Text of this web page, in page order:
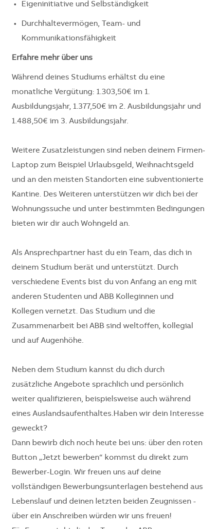
Eigeninitiative und Selbständigkeit
Durchhaltevermögen, Team- und
Kommunikationsfähigkeit
Erfahre mehr über uns
Während deines Studiums erhältst du eine
monatliche Vergütung: 1.303,50€ im 1.
Ausbildungsjahr, 1.377,50€ im 2. Ausbildungsjahr und
1.488,50€ im 3. Ausbildungsjahr.
Weitere Zusatzleistungen sind neben deinem Firmen-
Laptop zum Beispiel Urlaubsgeld, Weihnachtsgeld
und an den meisten Standorten eine subventionierte
Kantine. Des Weiteren unterstützen wir dich bei der
Wohnungssuche und unter bestimmten Bedingungen
bieten wir dir auch Wohngeld an.
Als Ansprechpartner hast du ein Team, das dich in
deinem Studium berät und unterstützt. Durch
verschiedene Events bist du von Anfang an eng mit
anderen Studenten und ABB Kolleginnen und
Kollegen vernetzt. Das Studium und die
Zusammenarbeit bei ABB sind weltoffen, kollegial
und auf Augenhöhe.
Neben dem Studium kannst du dich durch
zusätzliche Angebote sprachlich und persönlich
weiter qualifizieren, beispielsweise auch während
eines Auslandsaufenthaltes.Haben wir dein Interesse
geweckt?
Dann bewirb dich noch heute bei uns: über den roten
Button „Jetzt bewerben“ kommst du direkt zum
Bewerber-Login. Wir freuen uns auf deine
vollständigen Bewerbungsunterlagen bestehend aus
Lebenslauf und deinen letzten beiden Zeugnissen -
über ein Anschreiben würden wir uns freuen!